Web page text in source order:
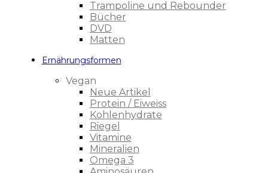
Trampoline und Rebounder
Bücher
DVD
Matten
Ernährungsformen
Vegan
Neue Artikel
Protein / Eiweiss
Kohlenhydrate
Riegel
Vitamine
Mineralien
Omega 3